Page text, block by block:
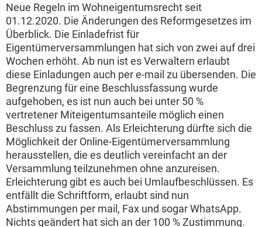
Neue Regeln im Wohneigentumsrecht seit
01.12.2020. Die Änderungen des Reformgesetzes im
Überblick. Die Einladefrist für
Eigentümerversammlungen hat sich von zwei auf drei
Wochen erhöht. Ab nun ist es Verwaltern erlaubt
diese Einladungen auch per e-mail zu übersenden. Die
Begrenzung für eine Beschlussfassung wurde
aufgehoben, es ist nun auch bei unter 50 %
vertretener Miteigentumsanteile möglich einen
Beschluss zu fassen. Als Erleichterung dürfte sich die
Möglichkeit der Online-Eigentümerversammlung
herausstellen, die es deutlich vereinfacht an der
Versammlung teilzunehmen ohne anzureisen.
Erleichterung gibt es auch bei Umlaufbeschlüssen. Es
entfällt die Schriftform, erlaubt sind nun
Abstimmungen per mail, Fax und sogar WhatsApp.
Nichts geändert hat sich an der 100 % Zustimmung.